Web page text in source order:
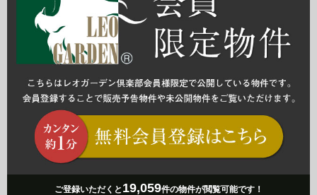
ご登録いただくと 19,059件の物件が閲覧可能です！